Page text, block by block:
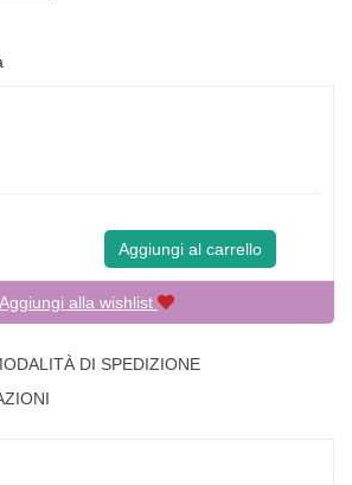
Aggiungi al carrello
Aggiungi alla wishlist
DI SPEDIZIONE